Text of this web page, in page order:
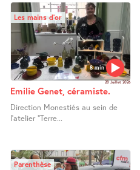
8 min
Les mains d’or
28 Juillet 2026
Emilie Genet, céramiste.
Direction Monestiés au sein de
l’atelier "Terre...
Parenthèse